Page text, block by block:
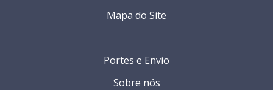
Portes e Envio
Sobre nós
Mapa do Site